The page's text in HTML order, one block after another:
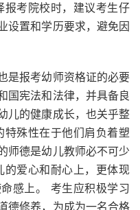
考院校时，建议考生仔
设置和学历要求，避免因
是报考幼师资格证的必要
国宪法和法律，并具备良
儿的健康成长，也关乎整
殊性在于他们肩负着塑
师德是幼儿教师必不可少
的爱心和耐心上，更体现
感上。 考生应积极学习
德修养，为成为一名合格